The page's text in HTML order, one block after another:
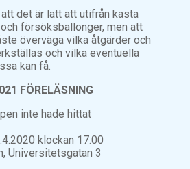
det är lätt att utifrån kasta
försöksballonger, men att
överväga vilka åtgärder och
och vilka eventuella
kan få.
FÖRELÄSNING
inte hade hittat
klockan 17.00
Universitetsgatan 3